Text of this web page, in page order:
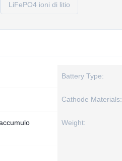
LiFePO4 ioni di litio
Battery Type:
Cathode Materials:
Weight: